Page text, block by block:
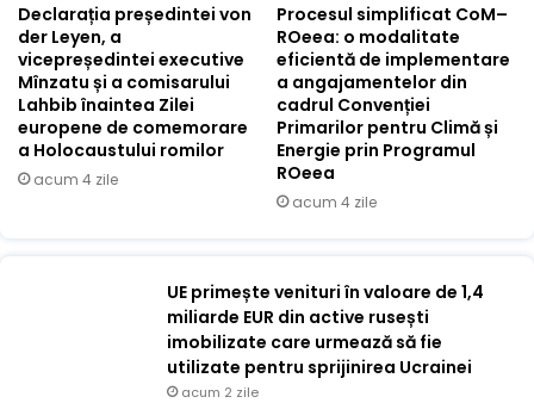
Declarația președintei von
der Leyen, a
vicepreședintei executive
Mînzatu și a comisarului
Lahbib înaintea Zilei
europene de comemorare
a Holocaustului romilor
acum 4 zile
Procesul simplificat CoM–
ROeea: o modalitate
eficientă de implementare
a angajamentelor din
cadrul Convenției
Primarilor pentru Climă și
Energie prin Programul
ROeea
acum 4 zile
UE primește venituri în valoare de 1,4
miliarde EUR din active rusești
imobilizate care urmează să fie
utilizate pentru sprijinirea Ucrainei
acum 2 zile